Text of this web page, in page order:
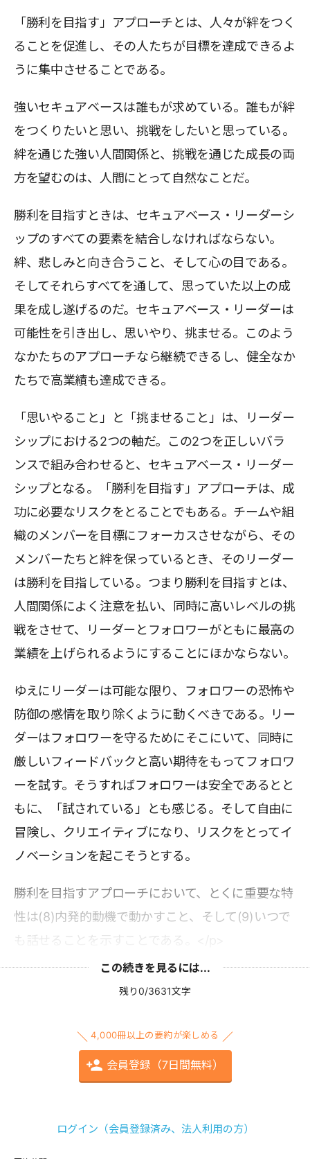
「勝利を目指す」アプローチとは、人々が絆をつく
ることを促進し、その人たちが目標を達成できるよ
うに集中させることである。
強いセキュアベースは誰もが求めている。誰もが絆
をつくりたいと思い、挑戦をしたいと思っている。
絆を通じた強い人間関係と、挑戦を通じた成長の両
方を望むのは、人間にとって自然なことだ。
勝利を目指すときは、セキュアベース・リーダーシ
ップのすべての要素を結合しなければならない。
絆、悲しみと向き合うこと、そして心の目である。
そしてそれらすべてを通して、思っていた以上の成
果を成し遂げるのだ。セキュアベース・リーダーは
可能性を引き出し、思いやり、挑ませる。このよう
なかたちのアプローチなら継続できるし、健全なか
たちで高業績も達成できる。
「思いやること」と「挑ませること」は、リーダー
シップにおける2つの軸だ。この2つを正しいバラ
ンスで組み合わせると、セキュアベース・リーダー
シップとなる。「勝利を目指す」アプローチは、成
功に必要なリスクをとることでもある。チームや組
織のメンバーを目標にフォーカスさせながら、その
メンバーたちと絆を保っているとき、そのリーダー
は勝利を目指している。つまり勝利を目指すとは、
人間関係によく注意を払い、同時に高いレベルの挑
戦をさせて、リーダーとフォロワーがともに最高の
業績を上げられるようにすることにほかならない。
ゆえにリーダーは可能な限り、フォロワーの恐怖や
防御の感情を取り除くように動くべきである。リー
ダーはフォロワーを守るためにそこにいて、同時に
厳しいフィードバックと高い期待をもってフォロワ
ーを試す。そうすればフォロワーは安全であるとと
もに、「試されている」とも感じる。そして自由に
冒険し、クリエイティブになり、リスクをとってイ
ノベーションを起こそうとする。
勝利を目指すアプローチにおいて、とくに重要な特
性は(8)内発的動機で動かすこと、そして(9)いつで
も話せることを示すことである。</p>
この続きを見るには...
残り0/3631文字
4,000冊以上の要約が楽しめる
会員登録（7日間無料）
ログイン（会員登録済み、法人利用の方）